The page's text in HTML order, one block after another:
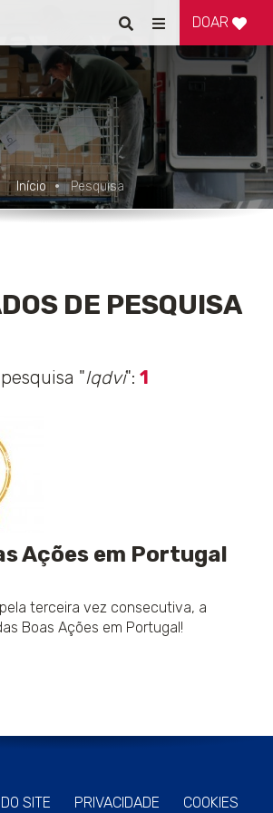
Pesquisar
Alternar
navegação
DOAR
Início Pesquisa
DE PESQUISA
"lqdvi": 1
Ações em Portugal
pela terceira vez consecutiva, a
Boas Ações em Portugal!
SITE PRIVACIDADE COOKIES